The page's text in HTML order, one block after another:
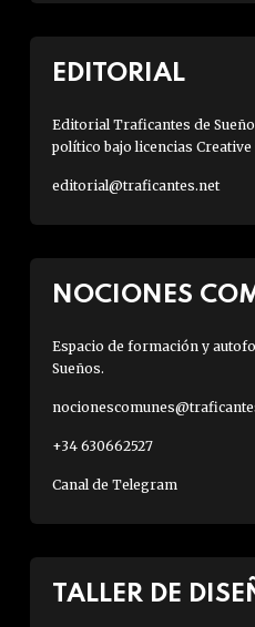
EDITORIAL
Editorial Traficantes de
político bajo licencias
editorial@traficantes.net
NOCIONES
Espacio de formación y
Sueños.
+34 630662527
Canal de Telegram
TALLER DE